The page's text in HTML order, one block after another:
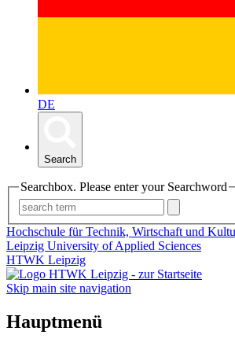
DE
Search
Searchbox. Please enter your Searchword
Hochschule für Technik, Wirtschaft und
Leipzig University of Applied Sciences
HTWK Leipzig
Skip main site navigation
Hauptmenü